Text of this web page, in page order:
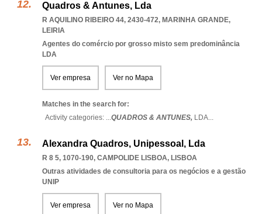
Quadros & Antunes, Lda
R AQUILINO RIBEIRO 44, 2430-472, MARINHA GRANDE,
LEIRIA
Agentes do comércio por grosso misto sem predominância
LDA
Ver empresa Ver no Mapa
Matches in the search for:
Activity categories: ...QUADROS & ANTUNES, LDA...
Alexandra Quadros, Unipessoal, Lda
R 8 5, 1070-190, CAMPOLIDE LISBOA, LISBOA
Outras atividades de consultoria para os negócios e a gestão
UNIP
Ver empresa Ver no Mapa